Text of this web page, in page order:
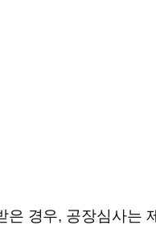
은 경우, 공장심사는